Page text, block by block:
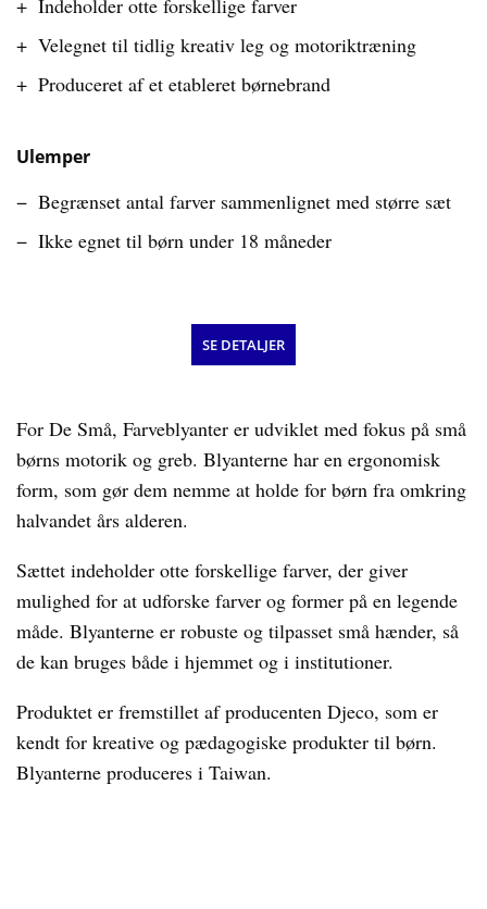
For De Små, Farveblyanter er udviklet med fokus på små
børns motorik og greb. Blyanterne har en ergonomisk
form, som gør dem nemme at holde for børn fra omkring
halvandet års alderen.
Sættet indeholder otte forskellige farver, der giver
mulighed for at udforske farver og former på en legende
måde. Blyanterne er robuste og tilpasset små hænder, så
de kan bruges både i hjemmet og i institutioner.
Produktet er fremstillet af producenten Djeco, som er
kendt for kreative og pædagogiske produkter til børn.
Blyanterne produceres i Taiwan.
Indeholder otte forskellige farver
Velegnet til tidlig kreativ leg og motoriktræning
Produceret af et etableret børnebrand
Ulemper
Begrænset antal farver sammenlignet med større sæt
Ikke egnet til børn under 18 måneder
SE DETALJER